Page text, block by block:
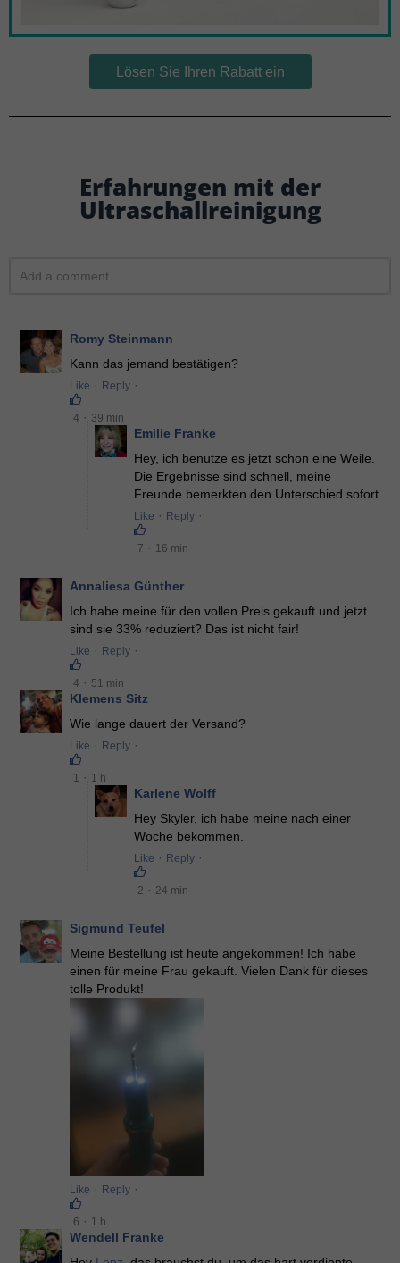
Lösen Sie Ihren Rabatt ein
Erfahrungen mit der
Ultraschallreinigung
Romy Steinmann
Kann das jemand bestätigen?
Like · Reply ·
4 · 39 min
Emilie Franke
Hey, ich benutze es jetzt schon eine Weile.
Die Ergebnisse sind schnell, meine
Freunde bemerkten den Unterschied sofort
Like · Reply ·
7 · 16 min
Annaliesa Günther
Ich habe meine für den vollen Preis gekauft und jetzt
sind sie 33% reduziert? Das ist nicht fair!
Like · Reply ·
4 · 51 min
Klemens Sitz
Wie lange dauert der Versand?
Like · Reply ·
1 · 1 h
Karlene Wolff
Hey Skyler, ich habe meine nach einer
Woche bekommen.
Like · Reply ·
2 · 24 min
Sigmund Teufel
Meine Bestellung ist heute angekommen! Ich habe
einen für meine Frau gekauft. Vielen Dank für dieses
tolle Produkt!
Like · Reply ·
6 · 1 h
Wendell Franke